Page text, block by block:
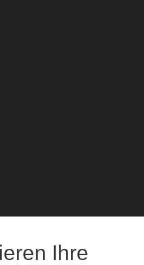
Ihre
© bedandbreakfast.de 2026